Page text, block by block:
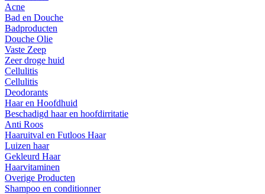
Acne
Bad en Douche
Badproducten
Douche Olie
Vaste Zeep
Zeer droge huid
Cellulitis
Cellulitis
Deodorants
Haar en Hoofdhuid
Beschadigd haar en hoofdirritatie
Anti Roos
Haaruitval en Futloos Haar
Luizen haar
Gekleurd Haar
Haarvitaminen
Overige Producten
Shampoo en conditionner